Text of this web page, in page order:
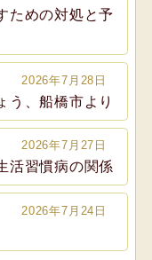
ための対処と予
2026年7月28日
う、船橋市より
2026年7月27日
活習慣病の関係
2026年7月24日